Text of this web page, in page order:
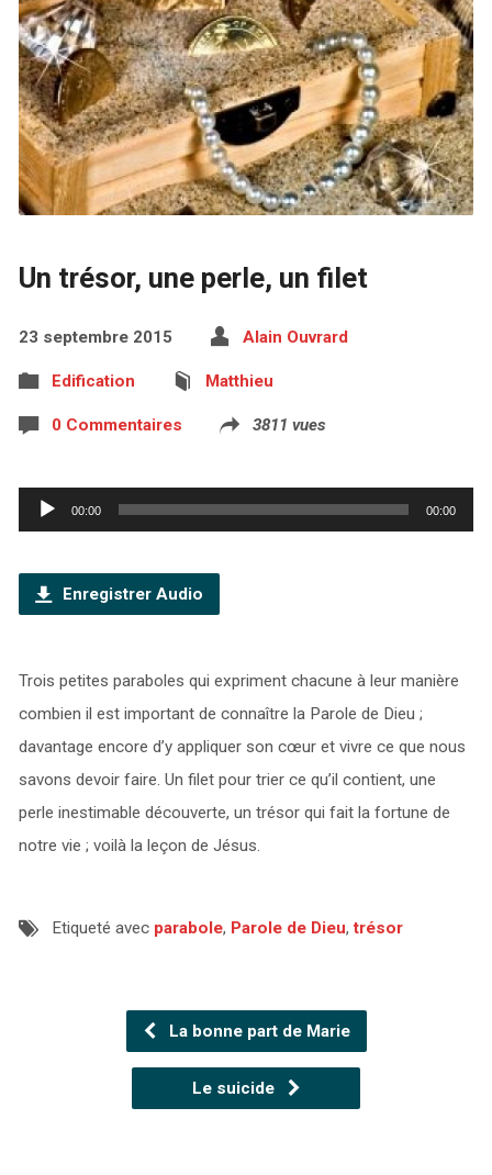
Un trésor, une perle, un filet
23 septembre 2015 Alain Ouvrard
Edification Matthieu
0 Commentaires 3811 vues
Lecteur
audio
00:00 00:00
Enregistrer Audio
Trois petites paraboles qui expriment chacune à leur manière
combien il est important de connaître la Parole de Dieu ;
davantage encore d’y appliquer son cœur et vivre ce que nous
savons devoir faire. Un filet pour trier ce qu’il contient, une
perle inestimable découverte, un trésor qui fait la fortune de
notre vie ; voilà la leçon de Jésus.
Etiqueté avec parabole, Parole de Dieu,trésor
La bonne part de Marie
Le suicide